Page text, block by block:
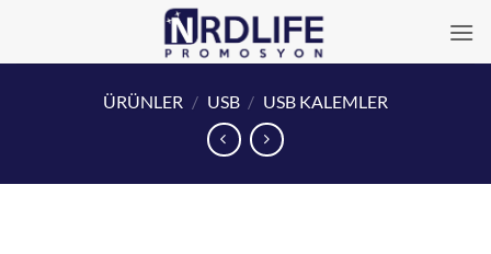
ÜRÜNLER / USB / USB KALEMLER